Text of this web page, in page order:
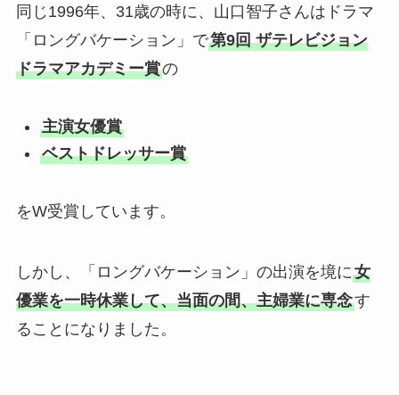
同じ1996年、31歳の時に、山口智子さんはドラマ
「ロングバケーション」で第9回 ザテレビジョン
ドラマアカデミー賞の
主演女優賞
ベストドレッサー賞
をW受賞しています。
しかし、「ロングバケーション」の出演を境に女
優業を一時休業して、当面の間、主婦業に専念す
ることになりました。